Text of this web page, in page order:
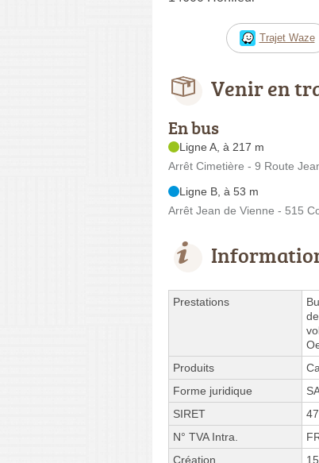
Trajet Waze
Venir en
En bus
Ligne A, à 217 m
Arrêt Cimetière - 9 Route
Ligne B, à 53 m
Arrêt Jean de Vienne - 515
Prestations
Produits
Forme juridique
SIRET
N° TVA Intra.
Création